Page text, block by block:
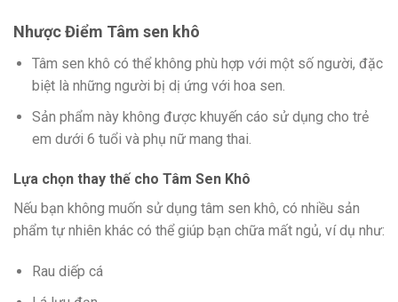
Nhược Điểm Tâm sen khô
Tâm sen khô có thể không phù hợp với một số người, đặc
biệt là những người bị dị ứng với hoa sen.
Sản phẩm này không được khuyến cáo sử dụng cho trẻ
em dưới 6 tuổi và phụ nữ mang thai.
Lựa chọn thay thế cho Tâm Sen Khô
Nếu bạn không muốn sử dụng tâm sen khô, có nhiều sản
phẩm tự nhiên khác có thể giúp bạn chữa mất ngủ, ví dụ như:
Rau diếp cá